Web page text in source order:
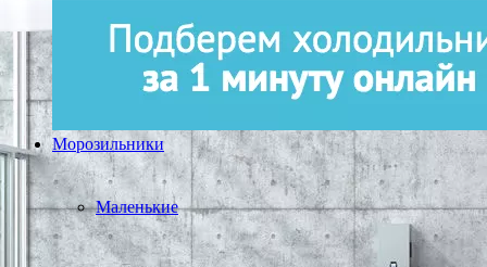
Морозильники
Маленькие